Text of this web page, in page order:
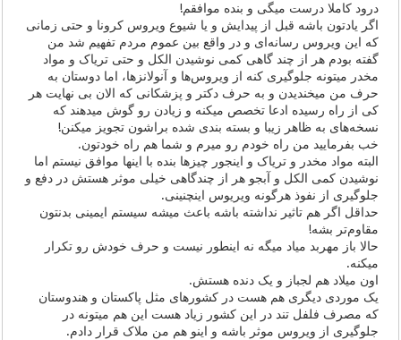
درود کاملا درست میگی و بنده موافقم!
اگر یادتون باشه قبل از پیدایش و یا شیوع ویروس کرونا و حتی زمانی
که این ویروس رسانه‌ای و در واقع بین عموم مردم تفهیم شد من
گفته بودم هر از چند گاهی کمی نوشیدن الکل و حتی تریاک و مواد
مخدر میتونه جلوگیری کنه از ویروس‌ها و آنولانزها، اما دوستان به
حرف من میخندیدن و به حرف دکتر و پزشکانی که الان بی نهایت هر
کی از راه رسیده ادعا تخصص میکنه و زیادن رو گوش میدهند که
نسخه‌های به ظاهر زیبا و بسته بندی شده براشون تجویز میکنن!
خب بفرمایید من راه خودم رو میرم و شما هم راه خودتون.
البته مواد مخدر و تریاک و اینجور چیزها بنده با اینها موافق نیستم اما
نوشیدن کمی الکل و آبجو هر از چندگاهی خیلی موثر هستش در دفع و
جلوگیری از نفوذ هرگونه ویریوس اینچنینی.
حداقل اگر هم تاثیر نداشته باشه باعث میشه سیستم ایمینی بدنتون
مقاوم‌تر بشه!
حالا باز مهربد میاد میگه نه اینطور نیست و حرف خودش رو تکرار
میکنه.
اون میلاد هم لجباز و یک دنده هستش.
یک موردی دیگری هم هست در کشورهای مثل پاکستان و هندوستان
که مصرف فلفل تند در این کشور زیاد هست این هم میتونه در
جلوگیری از ویروس موثر باشه و اینو هم من ملاک قرار دادم.